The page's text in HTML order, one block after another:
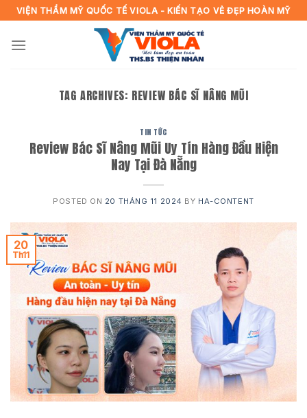
Skip
to
content
VIỆN THẨM MỸ QUỐC TẾ VIOLA - KIẾN TẠO VẺ ĐẸP HOÀN MỸ
TAG ARCHIVES: REVIEW BÁC SĨ NÂNG MŨI
TIN TỨC
Review Bác Sĩ Nâng Mũi Uy Tín Hàng Đầu Hiện
Nay Tại Đà Nẵng
POSTED ON 20 THÁNG 11 2024 BY HA-CONTENT
20
Th11